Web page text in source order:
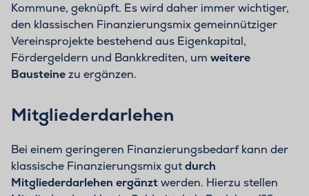
Kommune, geknüpft. Es wird daher immer wichtiger,
den klassischen Finanzierungsmix gemeinnütziger
Vereinsprojekte bestehend aus Eigenkapital,
Fördergeldern und Bankkrediten, um weitere
Bausteinezu ergänzen.
Mitgliederdarlehen
Bei einem geringeren Finanzierungsbedarf kann der
klassische Finanzierungsmix gutdurch
Mitgliederdarlehen ergänztwerden. Hierzu stellen